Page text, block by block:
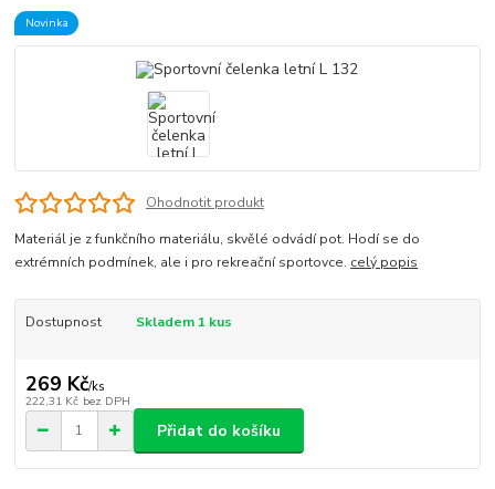
Novinka
Ohodnotit produkt
Materiál je z funkčního materiálu, skvělé odvádí pot. Hodí se do
extrémních podmínek, ale i pro rekreační sportovce. celý popis
Dostupnost Skladem 1 kus
269 Kč/ks
222,31 Kč bez DPH
Přidat do košíku